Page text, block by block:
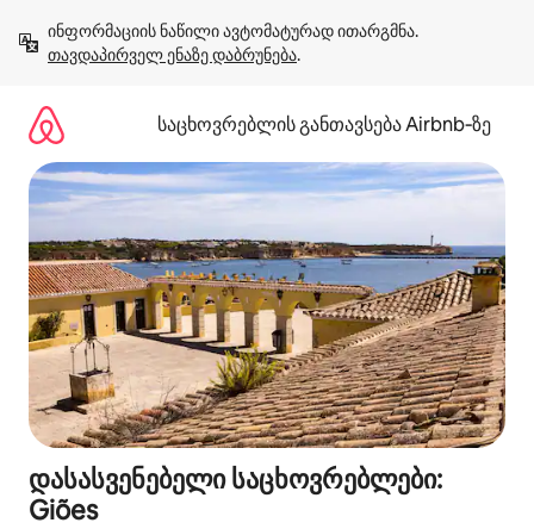
გადასვლა
თავდაპირველ ენაზე დაბრუნება.
საცხოვრებლის განთავსება Airbnb‑ზე
დასასვენებელი საცხოვრებლები:
Giões